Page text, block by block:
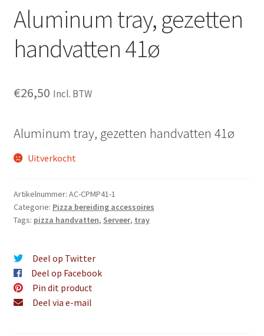
Aluminum tray, gezetten
handvatten 41ø
€26,50 Incl. BTW
Aluminum tray, gezetten handvatten 41ø
Uitverkocht
Artikelnummer: AC-CPMP41-1
Categorie: Pizza bereiding accessoires
Tags: pizza handvatten, Serveer, tray
Deel op Twitter
Deel op Facebook
Pin dit product
Deel via e-mail